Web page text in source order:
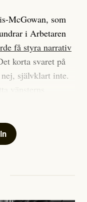
McGowan, som
i Arbetaren
få styra narrativ
korta svaret på
självklart inte.
vänsterns
snarare än att
fall fungerat för